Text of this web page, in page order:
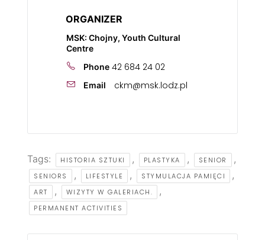
ORGANIZER
MSK: Chojny, Youth Cultural
Centre
Phone 42 684 24 02
Email ckm@msk.lodz.pl
Tags: HISTORIA SZTUKI , PLASTYKA , SENIOR ,
SENIORS , LIFESTYLE , STYMULACJA PAMIĘCI ,
ART , WIZYTY W GALERIACH. ,
PERMANENT ACTIVITIES